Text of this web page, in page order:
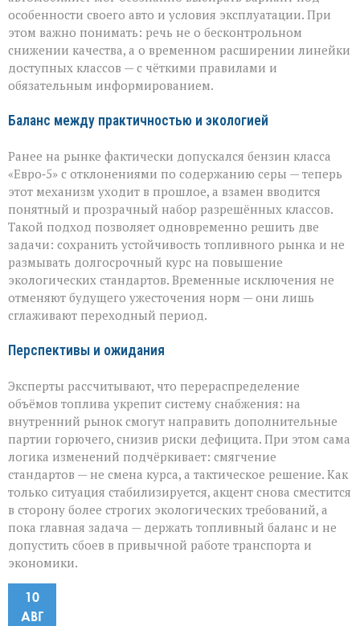
особенности своего авто и условия эксплуатации. При
этом важно понимать: речь не о бесконтрольном
снижении качества, а о временном расширении линейки
доступных классов — с чёткими правилами и
обязательным информированием.
Баланс между практичностью и экологией
Ранее на рынке фактически допускался бензин класса
«Евро‑5» с отклонениями по содержанию серы — теперь
этот механизм уходит в прошлое, а взамен вводится
понятный и прозрачный набор разрешённых классов.
Такой подход позволяет одновременно решить две
задачи: сохранить устойчивость топливного рынка и не
размывать долгосрочный курс на повышение
экологических стандартов. Временные исключения не
отменяют будущего ужесточения норм — они лишь
сглаживают переходный период.
Перспективы и ожидания
Эксперты рассчитывают, что перераспределение
объёмов топлива укрепит систему снабжения: на
внутренний рынок смогут направить дополнительные
партии горючего, снизив риски дефицита. При этом сама
логика изменений подчёркивает: смягчение
стандартов — не смена курса, а тактическое решение. Как
только ситуация стабилизируется, акцент снова сместится
в сторону более строгих экологических требований, а
пока главная задача — держать топливный баланс и не
допустить сбоев в привычной работе транспорта и
экономики.
10
АВГ